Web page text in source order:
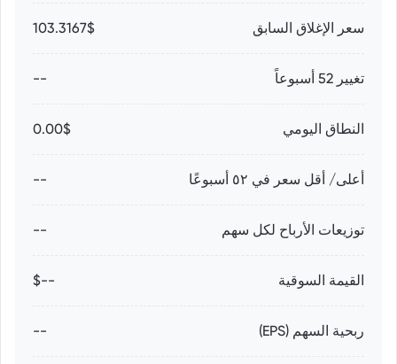
سعر الإغلاق السابق 103.3167$
تغيير 52 أسبوعاً --
النطاق اليومي 0.00$
أعلى/ أقل سعر في ٥٢ أسبوعًا --
توزيعات الأرباح لكل سهم --
القيمة السوقية --$
ربحية السهم (EPS) --